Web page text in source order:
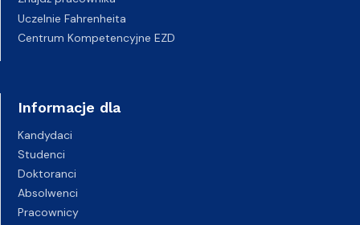
Uczelnie Fahrenheita
Centrum Kompetencyjne EZD
Informacje dla
Kandydaci
Studenci
Doktoranci
Absolwenci
Pracownicy